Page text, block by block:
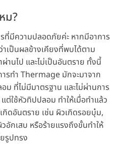
ม?
ที่มีความปลอดภัยค่ะ หากมีอาการ
เป็นผลข้างเคียงที่พบได้ตาม
านไป และไม่เป็นอันตราย ทั้งนี้
รทำ Thermage มักจะมาจาก
ม ที่ไม่มีมาตรฐาน และไม่ผ่านการ
ต่ใช้หัวทิปปลอม ทำให้เมื่อทำแล้ว
กิดอันตราย เช่น ผิวเกิดรอยบุ๋ม,
อักเสบ หรือร้ายแรงถึงขั้นทำให้
รูปทรง